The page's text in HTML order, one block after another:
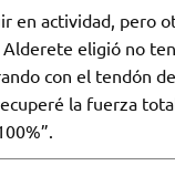
en actividad, pero
eligió no
con el tendón
la fuerza